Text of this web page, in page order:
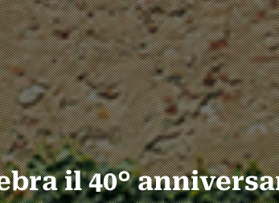
il 40°